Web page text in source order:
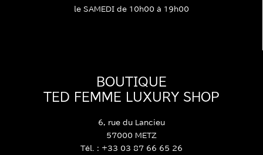
le SAMEDI de 10h00 à 19h00
BOUTIQUE
TED FEMME LUXURY SHOP
6, rue du Lancieu
57000 METZ
Tél. : +33 03 87 66 65 26